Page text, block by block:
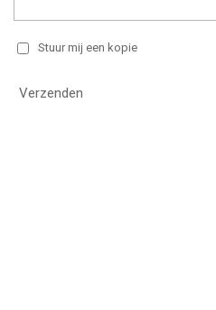
Stuur mij een kopie
Verzenden